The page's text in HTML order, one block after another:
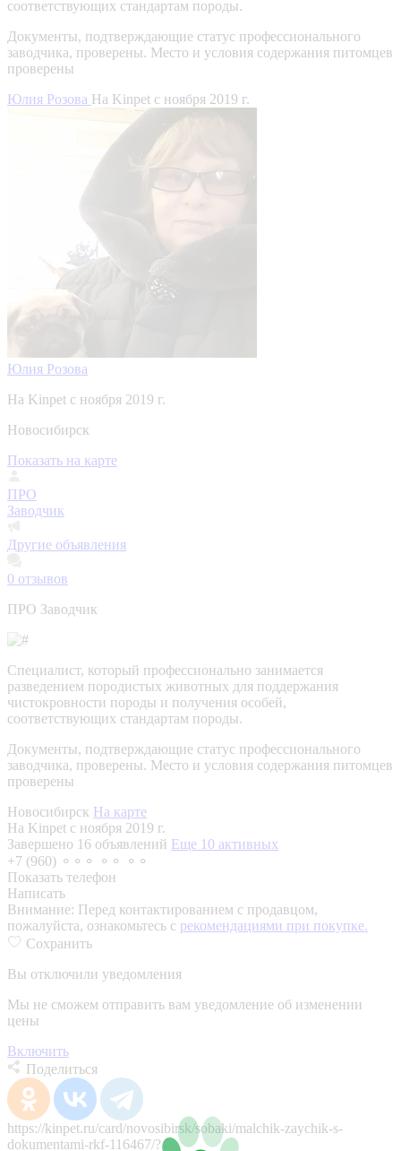
соответствующих стандартам породы.
Документы, подтверждающие статус профессионального
заводчика, проверены. Место и условия содержания питомцев
проверены
Юлия Розова На Kinpet c ноября 2019 г.
Юлия Розова
На Kinpet c ноября 2019 г.
Новосибирск
Показать на карте
ПРО
Заводчик
Другие объявления
0 отзывов
ПРО Заводчик
Специалист, который профессионально занимается
разведением породистых животных для поддержания
чистокровности породы и получения особей,
соответствующих стандартам породы.
Документы, подтверждающие статус профессионального
заводчика, проверены. Место и условия содержания питомцев
проверены
Новосибирск На карте
На Kinpet c ноября 2019 г.
Завершено 16 объявлений Еще 10 активных
+7 (960) ⚬⚬⚬ ⚬⚬ ⚬⚬
Показать телефон
Написать
Внимание: Перед контактированием с продавцом,
пожалуйста, ознакомьтесь с рекомендациями при покупке.
Сохранить
Вы отключили уведомления
Мы не сможем отправить вам уведомление об изменении
цены
Включить
Поделиться
https://kinpet.ru/card/novosibirsk/sobaki/malchik-zaychik-s-
dokumentami-rkf-116467/?